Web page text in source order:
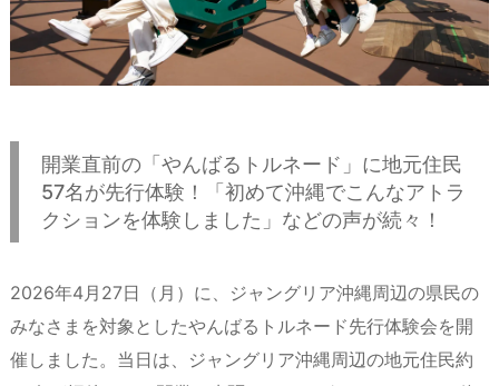
開業直前の「やんばるトルネード」に地元住民
57名が先行体験！「初めて沖縄でこんなアトラ
クションを体験しました」などの声が続々！
2026年4月27日（月）に、ジャングリア沖縄周辺の県民の
みなさまを対象としたやんばるトルネード先行体験会を開
催しました。当日は、ジャングリア沖縄周辺の地元住民約